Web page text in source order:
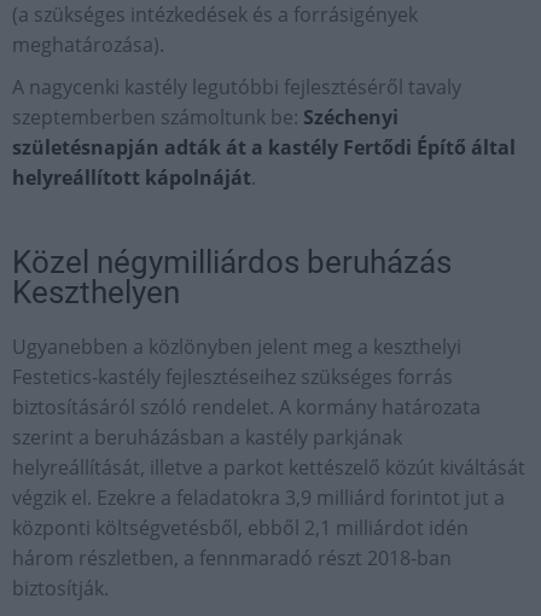
(a szükséges intézkedések és a forrásigények
meghatározása).
A nagycenki kastély legutóbbi fejlesztéséről tavaly
szeptemberben számoltunk be: Széchenyi
születésnapján adták át a kastély Fertődi Építő által
helyreállított kápolnáját.
Közel négymilliárdos beruházás
Keszthelyen
Ugyanebben a közlönyben jelent meg a keszthelyi
Festetics-kastély fejlesztéseihez szükséges forrás
biztosításáról szóló rendelet. A kormány határozata
szerint a beruházásban a kastély parkjának
helyreállítását, illetve a parkot kettészelő közút kiváltását
végzik el. Ezekre a feladatokra 3,9 milliárd forintot jut a
központi költségvetésből, ebből 2,1 milliárdot idén
három részletben, a fennmaradó részt 2018-ban
biztosítják.